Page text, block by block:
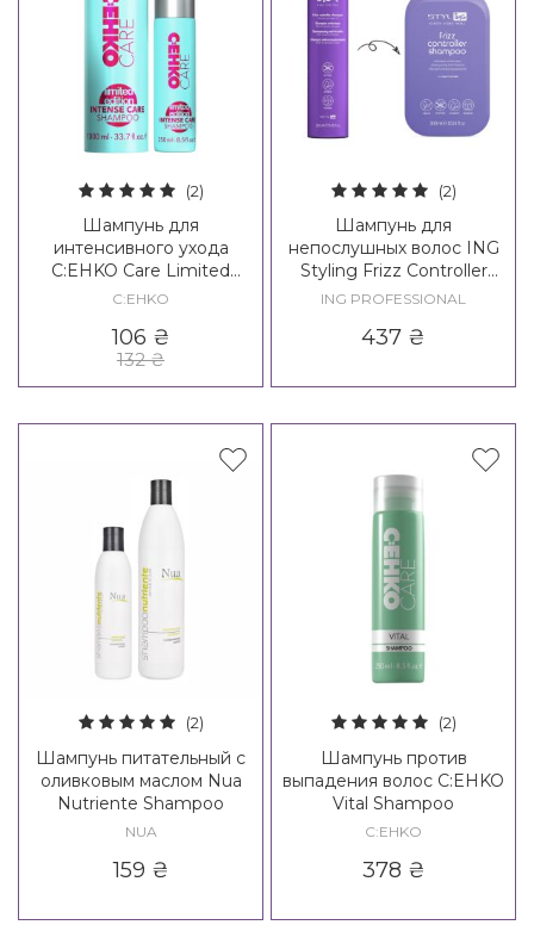
(2)
Шампунь для
интенсивного ухода
C:EHKO Care Limited
Edition Intense Care
C:EHKO
106 ₴
132₴
(2)
Шампунь для
непослушных волос ING
Styling Frizz Controller
Shampoo
ING PROFESSIONAL
437 ₴
(2)
Шампунь питательный с
оливковым маслом Nua
Nutriente Shampoo
NUA
159 ₴
(2)
Шампунь против
выпадения волос C:EHKO
Vital Shampoo
C:EHKO
378 ₴